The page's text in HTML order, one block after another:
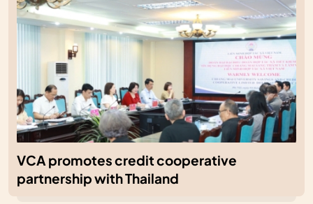
VCA promotes credit cooperative
partnership with Thailand